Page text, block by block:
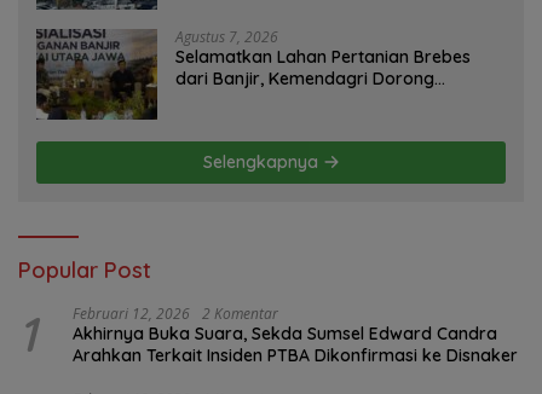
Agustus 7, 2026
Selamatkan Lahan Pertanian Brebes
dari Banjir, Kemendagri Dorong
Selengkapnya
Popular Post
1 Februari 12, 2026 2 Komentar
Akhirnya Buka Suara, Sekda Sumsel Edward Candra
Arahkan Terkait Insiden PTBA Dikonfirmasi ke Disnaker